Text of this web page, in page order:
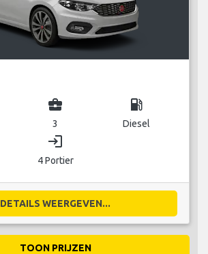
business_center
3
local_gas_station
Diesel
login
4 Portier
DETAILS WEERGEVEN...
TOON PRIJZEN